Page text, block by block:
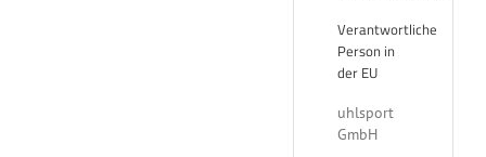
Verantwortliche
Person in
der EU
uhlsport
GmbH